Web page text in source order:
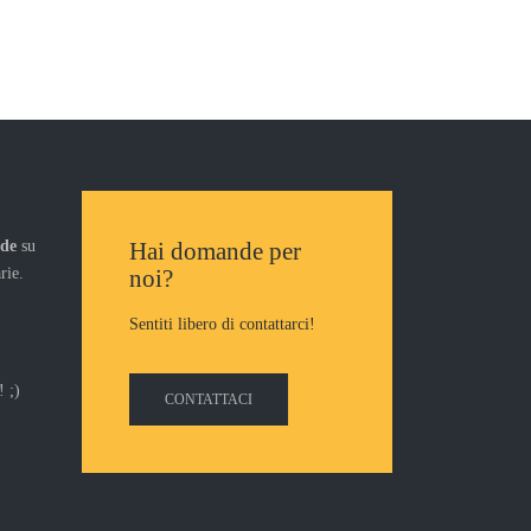
su
;)
Hai domande per
noi?
Sentiti libero di contattarci!
CONTATTACI